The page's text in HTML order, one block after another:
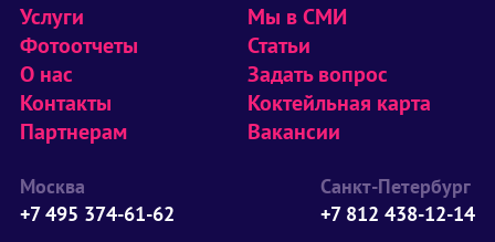
Услуги
Фотоотчеты
О нас
Контакты
Партнерам
Мы в СМИ
Статьи
Задать вопрос
Коктейльная карта
Вакансии
Москва
+7 495 374-61-62
Санкт-Петербург
+7 812 438-12-14